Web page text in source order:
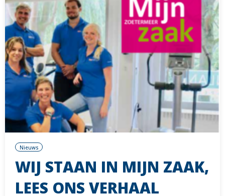
Nieuws
WIJ STAAN IN MIJN ZAAK,
LEES ONS VERHAAL